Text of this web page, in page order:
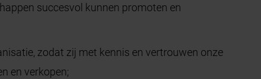
succesvol kunnen promoten en
zodat zij met kennis en vertrouwen onze
en verkopen;